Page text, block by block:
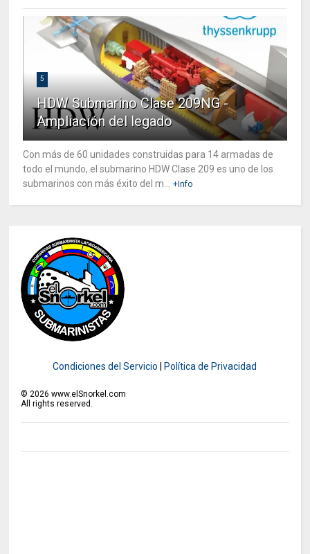
5
HDW Submarino Clase 209NG -
Ampliación del legado
Con más de 60 unidades construidas para 14 armadas de
todo el mundo, el submarino HDW Clase 209 es uno de los
submarinos con más éxito del m...
+Info
Condiciones del Servicio Política de Privacidad
© 2026 www.elSnorkel.com
All rights reserved.